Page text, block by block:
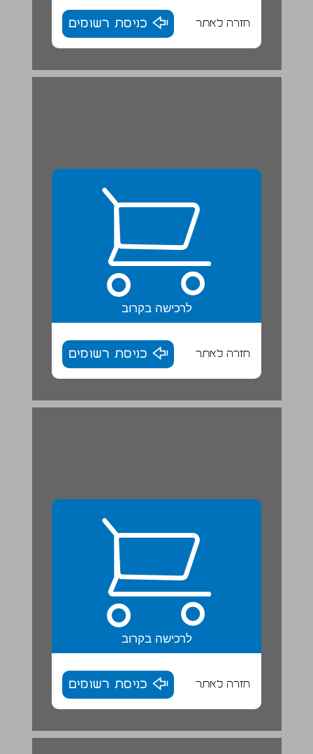
חזרה לאתר כניסת רשומים
לרכישה בקרוב
חזרה לאתר כניסת רשומים
אֵיךְ קוֹרְאִים אֶת זֶה? | שֶׁטֶף קְרִיאָה ... 27
לרכישה בקרוב
חזרה לאתר כניסת רשומים
אָז מָה עוֹשִׂים הַיוֹם? | פְּעִילוּיוֹת סִכּוּם ... 28